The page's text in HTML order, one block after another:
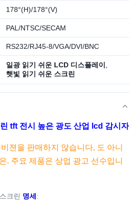
178°(H)/178°(V)
PAL/NTSC/SECAM
RS232/RJ45-8/VGA/DVI/BNC
일광 읽기 쉬운 LCD 디스플레이
햇빛 읽기 쉬운 스크린
tft 전시 높은 광도 산업 lcd 감시자
젼을 판매하지 않습니다, 도 아니
. 주요 제품은 상업 광고 선수입니
크린 명세 :